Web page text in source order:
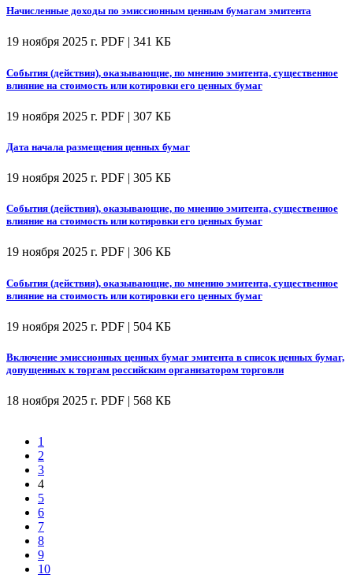
Начисленные доходы по эмиссионным ценным бумагам эмитента
19 ноября 2025 г. PDF | 341 КБ
События (действия), оказывающие, по мнению эмитента, существенное
влияние на стоимость или котировки его ценных бумаг
19 ноября 2025 г. PDF | 307 КБ
Дата начала размещения ценных бумаг
19 ноября 2025 г. PDF | 305 КБ
События (действия), оказывающие, по мнению эмитента, существенное
влияние на стоимость или котировки его ценных бумаг
19 ноября 2025 г. PDF | 306 КБ
События (действия), оказывающие, по мнению эмитента, существенное
влияние на стоимость или котировки его ценных бумаг
19 ноября 2025 г. PDF | 504 КБ
Включение эмиссионных ценных бумаг эмитента в список ценных бумаг,
допущенных к торгам российским организатором торговли
18 ноября 2025 г. PDF | 568 КБ
1
2
3
4
5
6
7
8
9
10